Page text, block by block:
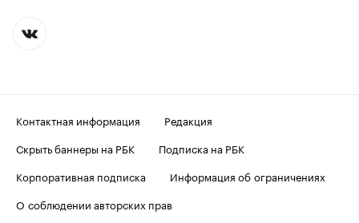
Контактная информация
Редакция
Скрыть баннеры на РБК
Подписка на РБК
Корпоративная подписка
Информация об ограничениях
О соблюдении авторских прав